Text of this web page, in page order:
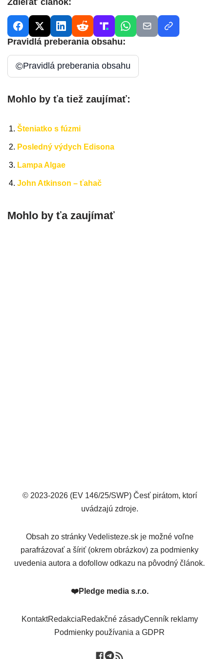
Pravidlá preberania obsahu:
©Pravidlá preberania obsahu
Mohlo by ťa tiež zaujímať:
Šteniatko s fúzmi
Posledný výdych Edisona
Lampa Algae
John Atkinson – ťahač
Mohlo by ťa zaujímať
© 2023-2026 (EV 146/25/SWP) Česť pirátom, ktorí
uvádzajú zdroje.
Obsah zo stránky Vedelisteze.sk je možné voľne
parafrázovať a šíriť (okrem obrázkov) za podmienky
uvedenia autora a dofollow odkazu na pôvodný článok.
❤️Pledge media s.r.o.
KontaktRedakciaRedakčné zásadyCenník reklamy
Podmienky používania a GDPR